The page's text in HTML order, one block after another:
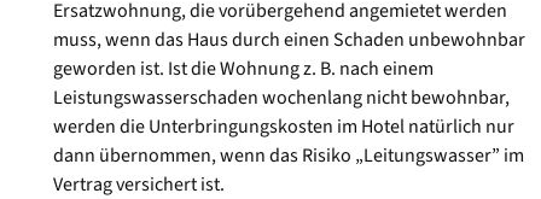
Ersatzwohnung, die vorübergehend angemietet werden
muss, wenn das Haus durch einen Schaden unbewohnbar
geworden ist. Ist die Wohnung z. B. nach einem
Leistungswasserschaden wochenlang nicht bewohnbar,
werden die Unterbringungskosten im Hotel natürlich nur
dann übernommen, wenn das Risiko „Leitungswasser” im
Vertrag versichert ist.